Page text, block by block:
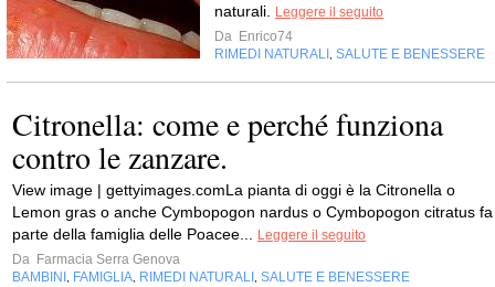
naturali. Leggere il seguito
Da Enrico74
RIMEDI NATURALI , SALUTE E BENESSERE
Citronella: come e perché funziona
contro le zanzare.
View image | gettyimages.comLa pianta di oggi è la Citronella o
Lemon gras o anche Cymbopogon nardus o Cymbopogon citratus fa
parte della famiglia delle Poacee... Leggere il seguito
Da Farmacia Serra Genova
BAMBINI , FAMIGLIA, RIMEDI NATURALI , SALUTE E BENESSERE